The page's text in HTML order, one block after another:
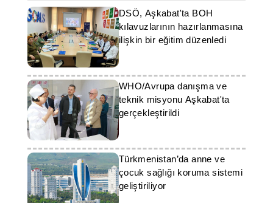
DSÖ, Aşkabat'ta BOH
kılavuzlarının hazırlanmasına
ilişkin bir eğitim düzenledi
WHO/Avrupa danışma ve
teknik misyonu Aşkabat'ta
gerçekleştirildi
Türkmenistan’da anne ve
çocuk sağlığı koruma sistemi
geliştiriliyor